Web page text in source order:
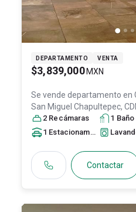
DEPARTAMENTO VENTA
$3,839,000 MXN
Se vende departamento en
San Miguel Chapultepec,
Chapultepec I Sección,
México, C.P. 11850 , ID:
2 Recámaras 1 Baño
1 Estacionamiento
Contactar